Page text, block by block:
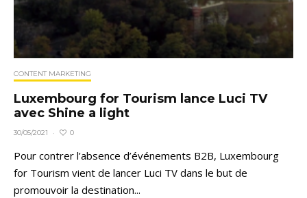
CONTENT MARKETING
Luxembourg for Tourism lance Luci TV
avec Shine a light
30/05/2021 · 0
Pour contrer l’absence d’événements B2B, Luxembourg
for Tourism vient de lancer Luci TV dans le but de
promouvoir la destination...